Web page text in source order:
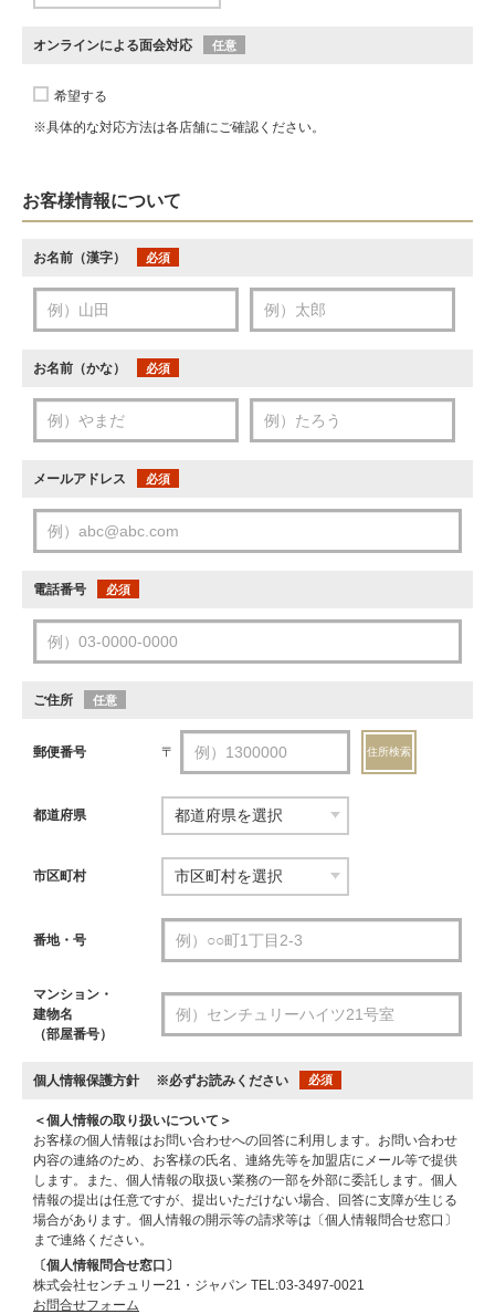
オンラインによる面会対応 任意
希望する
※具体的な対応方法は各店舗にご確認ください。
お客様情報について
お名前（漢字） 必須
お名前（かな） 必須
メールアドレス 必須
電話番号 必須
ご住所 任意
郵便番号 〒 住所検索
都道府県
市区町村
番地・号
マンション・
建物名
（部屋番号）
個人情報保護方針 ※必ずお読みください 必須
＜個人情報の取り扱いについて＞
お客様の個人情報はお問い合わせへの回答に利用します。お問い合わせ
内容の連絡のため、お客様の氏名、連絡先等を加盟店にメール等で提供
します。また、個人情報の取扱い業務の一部を外部に委託します。個人
情報の提出は任意ですが、提出いただけない場合、回答に支障が生じる
場合があります。個人情報の開示等の請求等は〔個人情報問合せ窓口〕
まで連絡ください。
〔個人情報問合せ窓口〕
株式会社センチュリー21・ジャパン TEL:03-3497-0021
お問合せフォーム